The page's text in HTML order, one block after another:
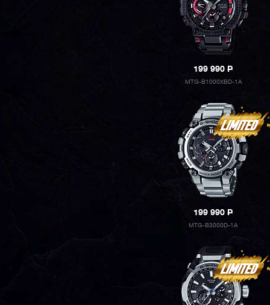
199 990P
MTG-B1000XBD-1A
199 990P
MTG-B3000D-1A